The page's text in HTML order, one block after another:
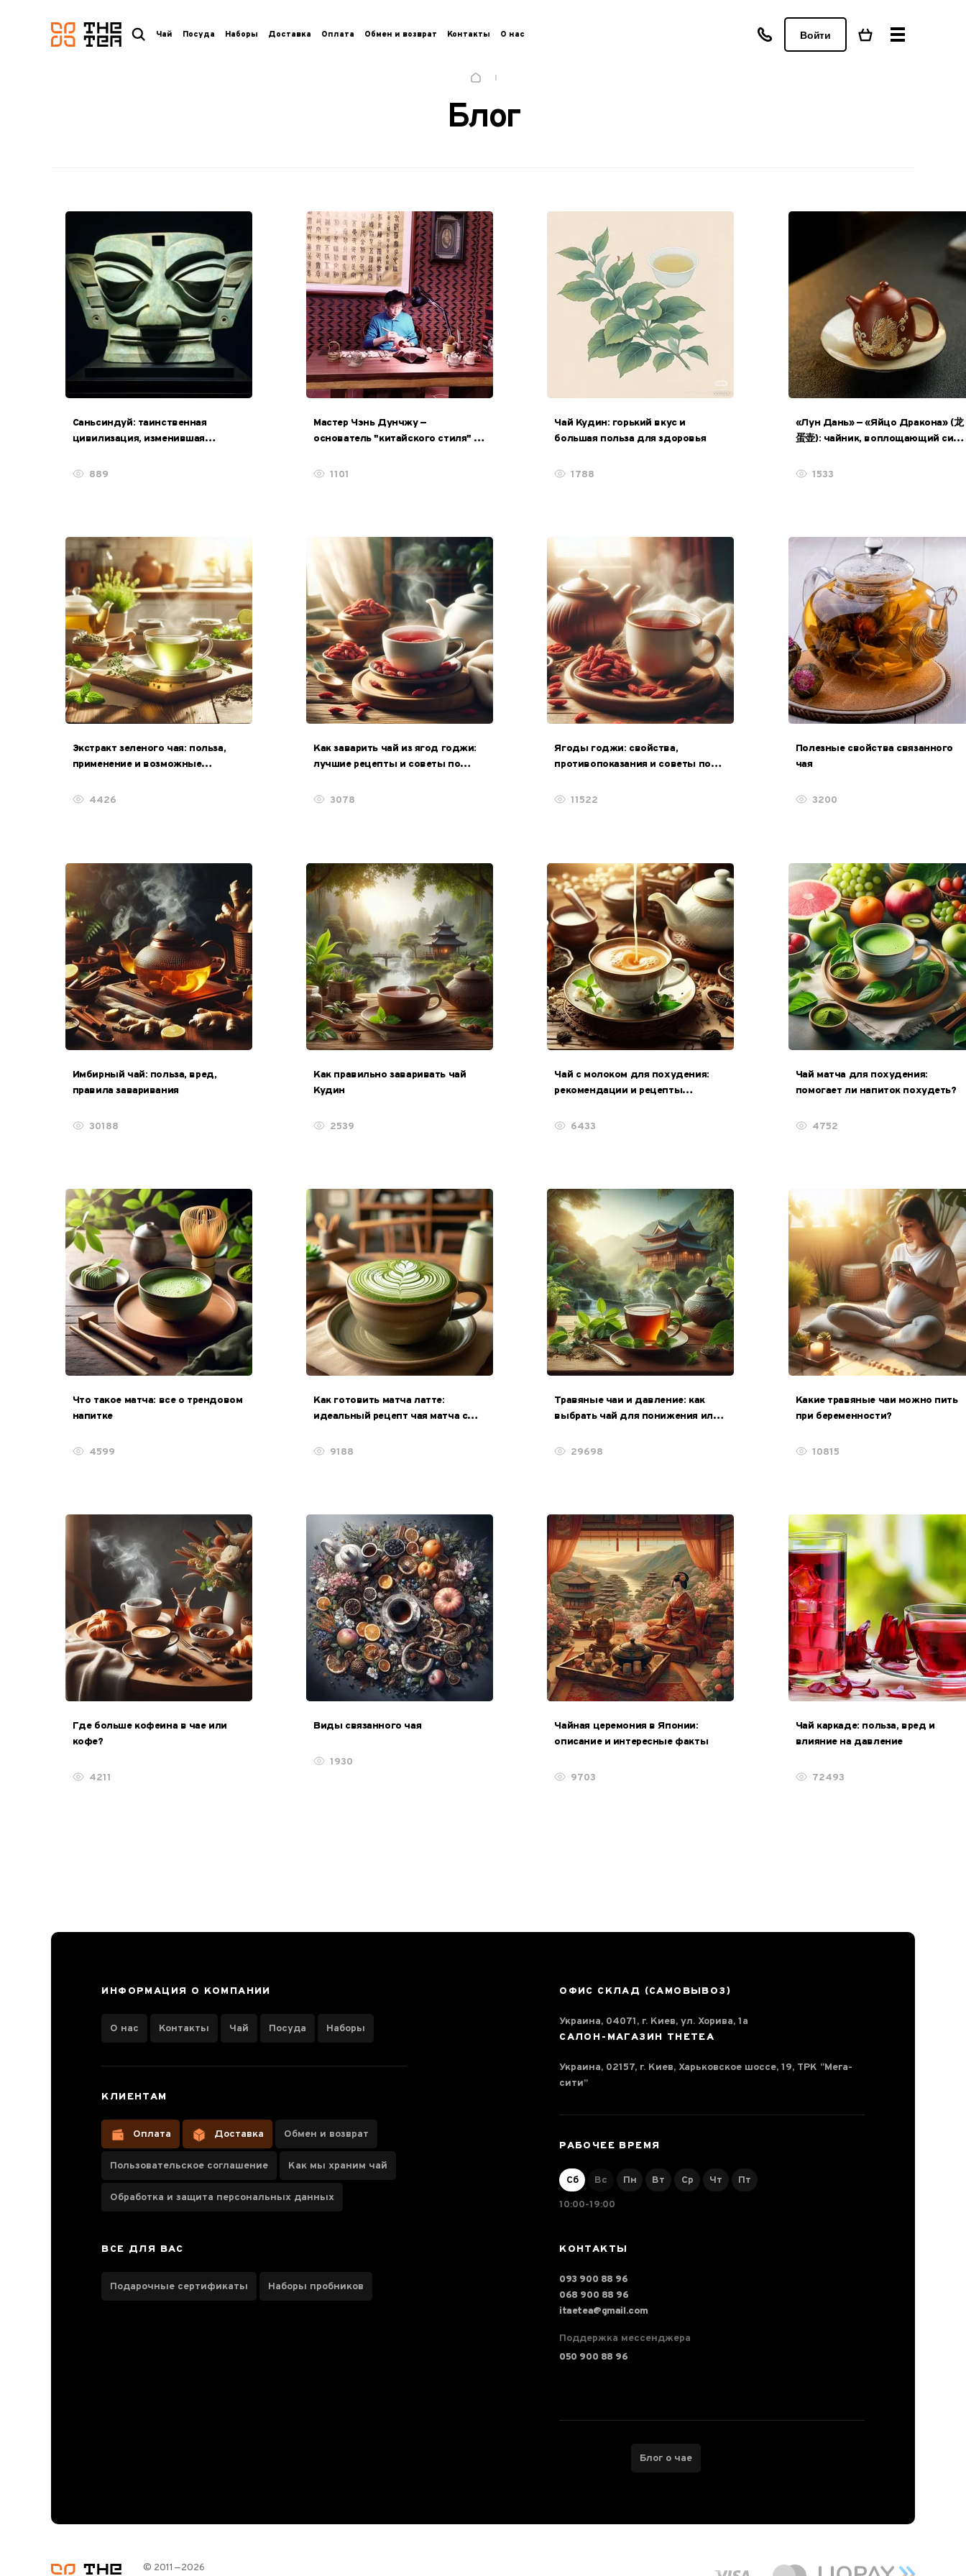
логотип
Чай Посуда Наборы Доставка Оплата Обмен и возврат Контакты О нас Войти
Блог
Саньсиндуй: таинственная
цивилизация, изменившая
889
Мастер Чэнь Дунчжу —
основатель "китайского стиля" в
1101
Чай Кудин: горький вкус и
большая польза для здоровья
1788
«Лун Дань» — «Яйцо Дракона» (龙
蛋壶): чайник, воплощающий силу
1533
Экстракт зеленого чая: польза,
применение и возможные
4426
Как заварить чай из ягод годжи:
лучшие рецепты и советы по
3078
Ягоды годжи: свойства,
противопоказания и советы по
11522
Полезные свойства связанного
чая
3200
Имбирный чай: польза, вред,
правила заваривания
30188
Как правильно заваривать чай
Кудин
2539
Чай с молоком для похудения:
рекомендации и рецепты
6433
Чай матча для похудения:
помогает ли напиток похудеть?
4752
Что такое матча: все о трендовом
напитке
4599
Как готовить матча латте:
идеальный рецепт чая матча с
9188
Травяные чаи и давление: как
выбрать чай для понижения или
29698
Какие травяные чаи можно пить
при беременности?
10815
Где больше кофеина в чае или
кофе?
4211
Виды связанного чая
1930
Чайная церемония в Японии:
описание и интересные факты
9703
Чай каркаде: польза, вред и
влияние на давление
72493
ИНФОРМАЦИЯ О КОМПАНИИ
О нас Контакты Чай Посуда Наборы
КЛИЕНТАМ
Оплата Доставка Обмен и возврат
Пользовательское соглашение Как мы храним чай
Обработка и защита персональных данных
ОФИС СКЛАД (САМОВЫВОЗ)
Украина, 04071, г. Киев, ул. Хорива, 1а
САЛОН-МАГАЗИН THETEA
Украина, 02157, г. Киев, Харьковское шоссе, 19, ТРК “Мега-
сити”
РАБОЧЕЕ ВРЕМЯ
Сб Вс Пн Вт Ср Чт
Пт
10:00-19:00
ВСЕ ДЛЯ ВАС
Подарочные сертификаты Наборы пробников
КОНТАКТЫ
093 900 88 96
068 900 88 96
itaetea@gmail.com
Поддержка мессенджера
050 900 88 96
Блог о чае
логотип © 2011—2026